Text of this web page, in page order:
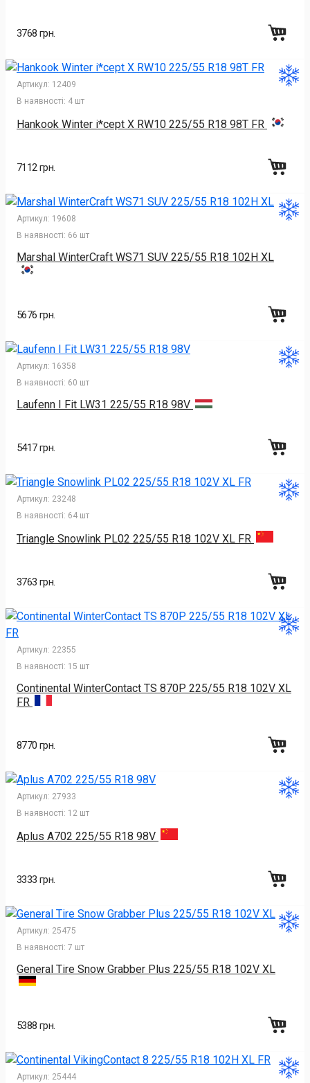
3768 грн.
Артикул: 12409
В наявності: 4 шт
Hankook Winter i*cept X RW10 225/55 R18 98T FR
7112 грн.
Артикул: 19608
В наявності: 66 шт
Marshal WinterCraft WS71 SUV 225/55 R18 102H XL
5676 грн.
Артикул: 16358
В наявності: 60 шт
Laufenn I Fit LW31 225/55 R18 98V
5417 грн.
Артикул: 23248
В наявності: 64 шт
Triangle Snowlink PL02 225/55 R18 102V XL FR
3763 грн.
Артикул: 22355
В наявності: 15 шт
Continental WinterContact TS 870P 225/55 R18 102V XL
FR
8770 грн.
Артикул: 27933
В наявності: 12 шт
Aplus A702 225/55 R18 98V
3333 грн.
Артикул: 25475
В наявності: 7 шт
General Tire Snow Grabber Plus 225/55 R18 102V XL
5388 грн.
Артикул: 25444